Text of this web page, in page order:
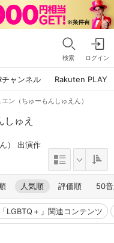
検索 ログイン
チャンネル Rakuten PLAY
ン（ちゅーもんしゅえん）
ゅえ
） 出演作
人気順 評価順 50
LGBTQ＋」関連コンテンツ